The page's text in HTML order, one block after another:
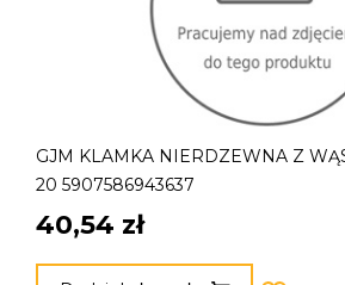
GJM KLAMKA NIERDZEWNA Z
20 5907586943637
40,54 zł